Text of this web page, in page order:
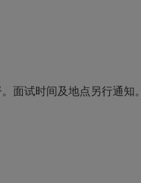
试时间及地点另行通知。